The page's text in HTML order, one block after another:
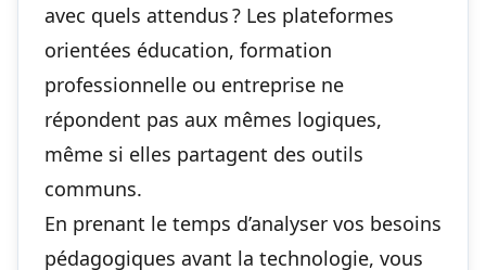
avec quels attendus ? Les plateformes
orientées éducation, formation
professionnelle ou entreprise ne
répondent pas aux mêmes logiques,
même si elles partagent des outils
communs.
En prenant le temps d’analyser vos besoins
pédagogiques avant la technologie, vous